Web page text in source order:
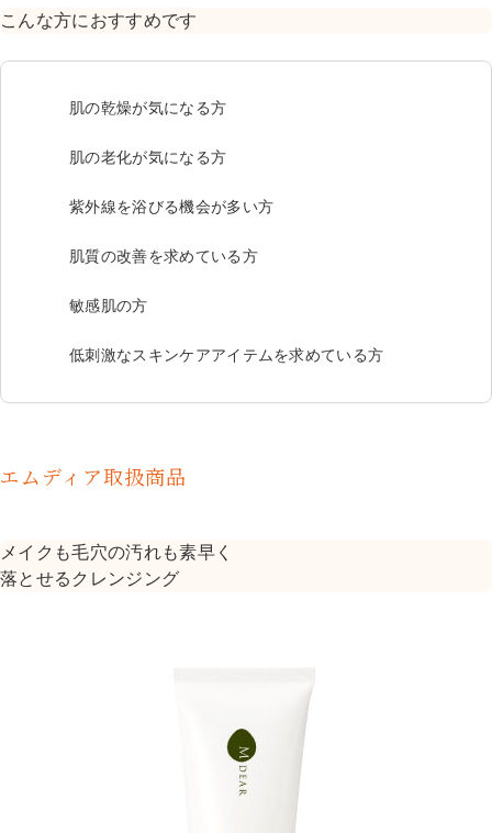
こんな方におすすめです
肌の乾燥が気になる方
肌の老化が気になる方
紫外線を浴びる機会が多い方
肌質の改善を求めている方
敏感肌の方
低刺激なスキンケアアイテムを求めている方
エムディア取扱商品
メイクも毛穴の汚れも素早く
落とせるクレンジング